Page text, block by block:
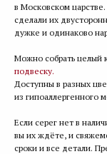
в Московском
сделали их
дужке и одинаково
Можно собрать целый
подвеску.
Доступны в разных
из гипоаллергенного
Если серег нет в
вы их ждёте, и
сроки и все детали.